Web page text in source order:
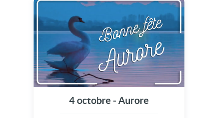
4 octobre - Aurore